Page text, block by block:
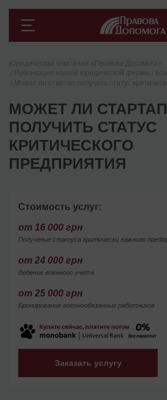
МОЖЕТ ЛИ СТАРТАП
ПОЛУЧИТЬ СТАТУС
КРИТИЧЕСКОГО
ПРЕДПРИЯТИЯ
Стоимость услуг:
от 16 000 грн
Получение статуса критически важного
от 24 000 грн
Ведение военного учета
от 25 000 грн
Бронирование военнообязанных работников
Заказать услугу